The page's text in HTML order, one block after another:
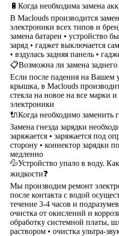
🔋Когда необходима замена
В Maclouds производится
электроники всех типов и
замена батареи • устройство
заряд • гаджет выключается
• вздулась задняя панель •
📋Возможна ли замена заднего
Если после падения на Вашем
крышка, в Maclouds
стекла на новое на все марки
электроники
🔌Когда необходимо заменить
Замена гнезда зарядки
заряжается • заряжается под
сторону • коннектор зарядки
медленно
💦Устройство упало в воду.
жидкости❓
Мы производим ремонт
после контакта с водой
течение 3-4 часов и
очистка от окислений и
обработку системной платы,
раствором • очистка ультра-